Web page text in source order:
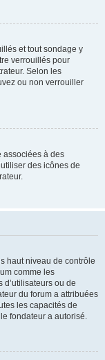
et tout sondage y
verrouillés pour
Selon les
ou non verrouiller
associées à des
des icônes de
haut niveau de contrôle
comme les
ou de
du forum a attribuées
les capacités de
fondateur a autorisé.